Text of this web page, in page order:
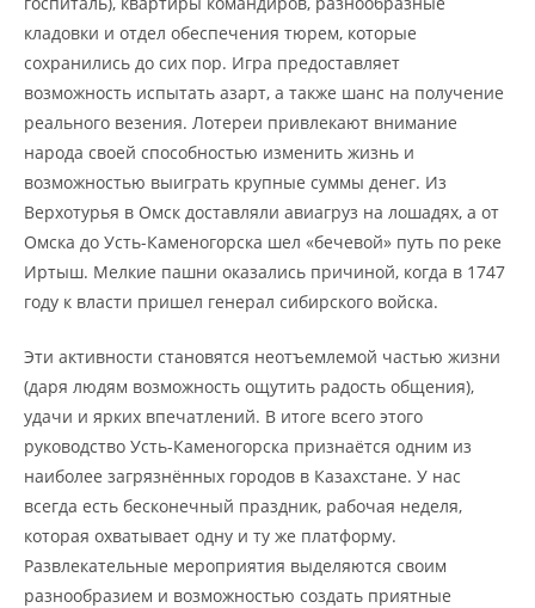
кладовки и отдел обеспечения тюрем, которые
сохранились до сих пор. Игра предоставляет
возможность испытать азарт, а также шанс на получение
реального везения. Лотереи привлекают внимание
народа своей способностью изменить жизнь и
возможностью выиграть крупные суммы денег. Из
Верхотурья в Омск доставляли авиагруз на лошадях, а от
Омска до Усть-Каменогорска шел «бечевой» путь по реке
Иртыш. Мелкие пашни оказались причиной, когда в 1747
году к власти пришел генерал сибирского войска.
Эти активности становятся неотъемлемой частью жизни
(даря людям возможность ощутить радость общения),
удачи и ярких впечатлений. В итоге всего этого
руководство Усть-Каменогорска признаётся одним из
наиболее загрязнённых городов в Казахстане. У нас
всегда есть бесконечный праздник, рабочая неделя,
которая охватывает одну и ту же платформу.
Развлекательные мероприятия выделяются своим
разнообразием и возможностью создать приятные